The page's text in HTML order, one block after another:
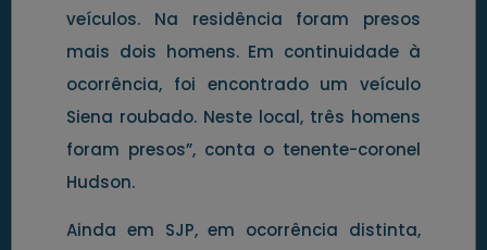
veículos. Na residência foram presos
mais dois homens. Em continuidade à
ocorrência, foi encontrado um veículo
Siena roubado. Neste local, três homens
foram presos”, conta o tenente-coronel
Hudson.
Ainda em SJP, em ocorrência distinta,